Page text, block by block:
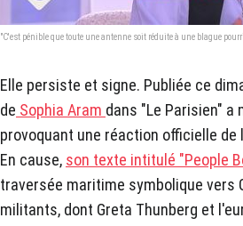
"C'est pénible que toute une antenne soit réduite à une blague
Elle persiste et signe. Publiée ce
de Sophia Aram dans "Le Parisien" a
provoquant une réaction officielle
En cause, son texte intitulé "People
traversée maritime symbolique vers
militants, dont Greta Thunberg et